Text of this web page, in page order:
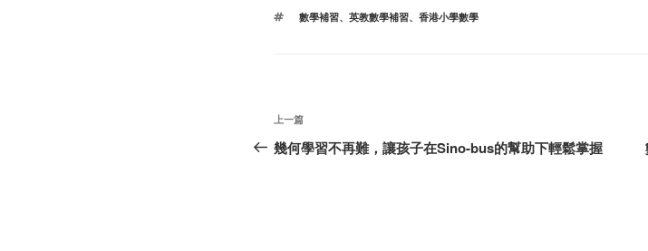
标
數學補習、 英教數學補習、 香港小學數學
文
章
上
一
上一篇
幾何學習不再難，讓孩子在Sino-bus的幫助下輕鬆掌握